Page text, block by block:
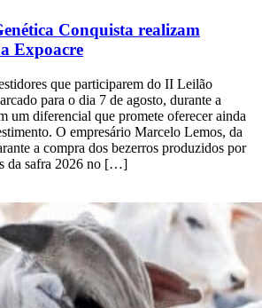
Conquista realizam
Expoacre
que participarem do II Leilão
para o dia 7 de agosto, durante a
um diferencial que promete oferecer ainda
O empresário Marcelo Lemos, da
a compra dos bezerros produzidos por
da safra 2026 no […]